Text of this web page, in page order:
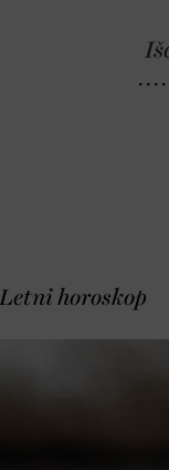
Letni horoskop